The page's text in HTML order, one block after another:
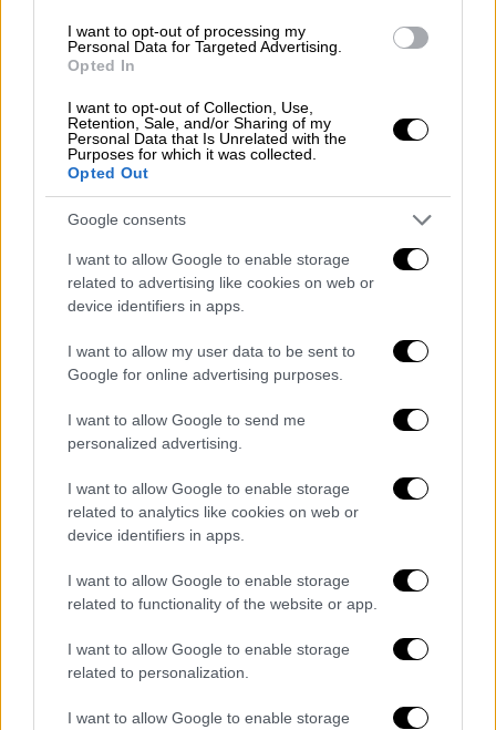
I want to opt-out of processing my
Personal Data for Targeted Advertising.
Opted In
I want to opt-out of Collection, Use,
Retention, Sale, and/or Sharing of my
Personal Data that Is Unrelated with the
Purposes for which it was collected.
Opted Out
Google consents
I want to allow Google to enable storage
related to advertising like cookies on web or
device identifiers in apps.
I want to allow my user data to be sent to
Google for online advertising purposes.
I want to allow Google to send me
personalized advertising.
I want to allow Google to enable storage
related to analytics like cookies on web or
device identifiers in apps.
I want to allow Google to enable storage
related to functionality of the website or app.
I want to allow Google to enable storage
related to personalization.
I want to allow Google to enable storage
γραμμές κόκας», έγραφε ένα από τα
μηνύματα. Συνεχίζουν αναφέροντας ότι
υπήρχε «μια συζήτηση για το ποιανού το
στήθος είναι το καλύτερο για να κάνει
χρήση».
Η British Airways δήλωσε στηνIndependent
«Η ασφάλεια είναι πάντα η πρώτη μας
προτεραιότητα. Το θέμα παραπέμφθηκε στην
ΥΠΑ και το άτομο αυτό δεν εργάζεται πλέον
για εμάς».
Εκπρόσωπος επιβεβαίωσε ότι δεν υπήρχε
κίνδυνος για τους επιβάτες και ότι ο
πιλότος δεν πέταξε το αεροπλάνο. Οι
κοινοποίηση της συμπεριφοράς του, οκ.
Beatonαπέτυχε σετεστ ναρκωτικών
επέστρεψε αεροπορικώς στην πατρίδα του
την επόμενη ημέρα.
στην ακύρωση της 12ωρης πτήσης από τη
Νότια Αφρική προς το Ηνωμένο Βασίλειο,
κοστίζοντας στην BA περίπου 100.000 λίρες.